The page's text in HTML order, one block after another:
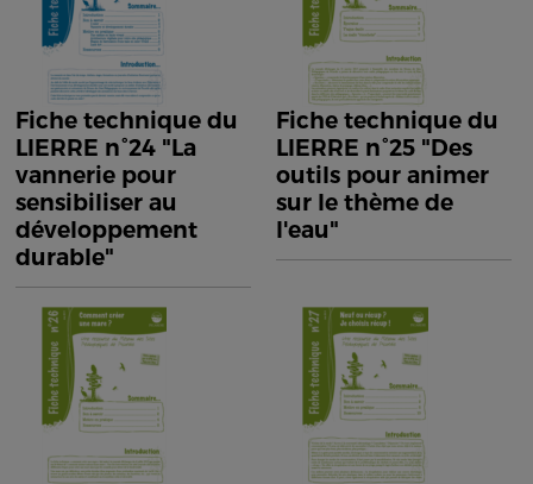
Fiche technique du
LIERRE n°24 "La
vannerie pour
sensibiliser au
développement
durable"
Fiche technique du
LIERRE n°25 "Des
outils pour animer
sur le thème de
l'eau"